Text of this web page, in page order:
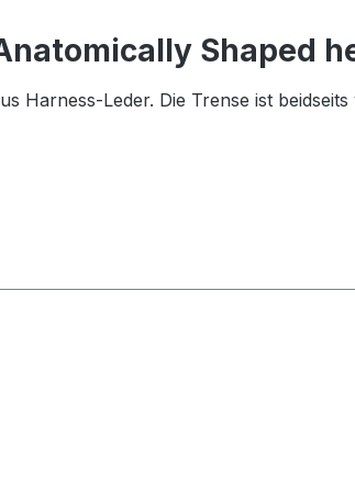
Shaped
Harness-Leder. Die Trense ist beidseits